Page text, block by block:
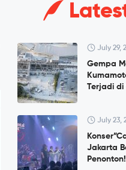
July 29,
Gempa
Terjadi di
July 23,
Jakarta
Penonton!